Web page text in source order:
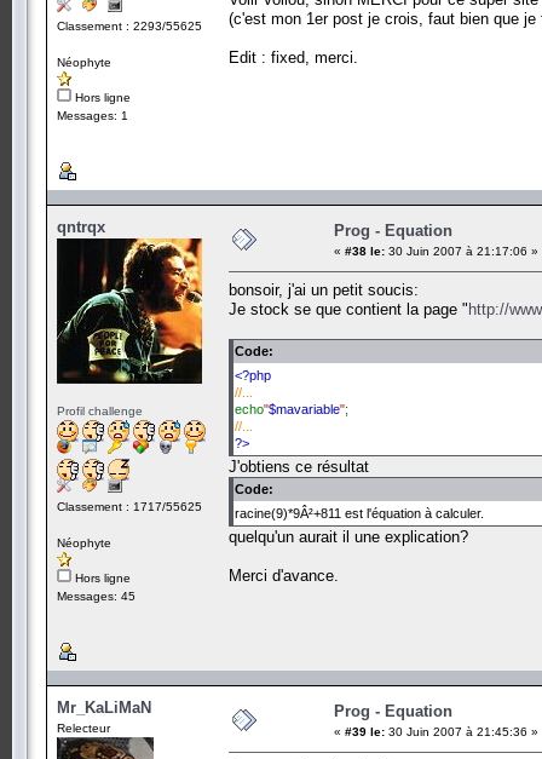
Classement : 2293/55625
Néophyte
Hors ligne
Messages: 1
(c'est mon 1er post je crois, faut bien que
Edit : fixed, merci.
qntrqx
Profil challenge
Classement : 1717/55625
Néophyte
Hors ligne
Messages: 45
Prog - Equation
« #38 le: 30 Juin 2007 à 21:17:06 »
bonsoir, j'ai un petit soucis:
Je stock se que contient la page " http://
Code:
<?php
//...
echo"$mavariable";
//...
?>
J'obtiens ce résultat
Code:
racine(9)*9Â²+811 est l'équation à calculer.
quelqu'un aurait il une explication?
Merci d'avance.
Mr_KaLiMaN
Relecteur
Prog - Equation
« #39 le: 30 Juin 2007 à 21:45:36 »